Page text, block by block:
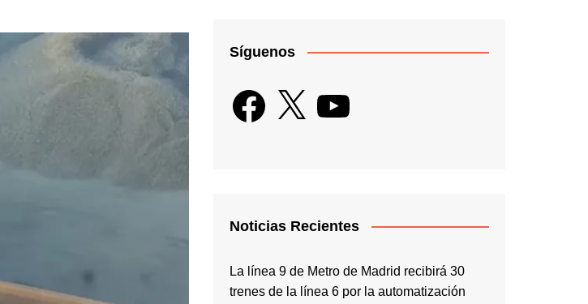
Síguenos
Facebook
X YouTube
Noticias Recientes
La línea 9 de Metro de Madrid recibirá 30
trenes de la línea 6 por la automatización